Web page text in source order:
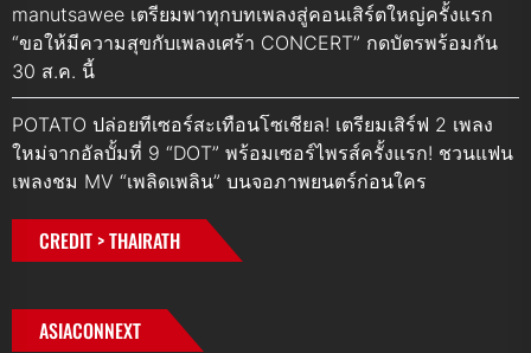
manutsawee เตรียมพาทุกบทเพลงสู่คอนเสิร์ตใหญ่ครั้งแรก
“ขอให้มีความสุขกับเพลงเศร้า CONCERT” กดบัตรพร้อมกัน
30 ส.ค. นี้
POTATO ปล่อยทีเซอร์สะเทือนโซเชียล! เตรียมเสิร์ฟ 2 เพลง
ใหม่จากอัลบั้มที่ 9 “DOT” พร้อมเซอร์ไพรส์ครั้งแรก! ชวนแฟน
เพลงชม MV “เพลิดเพลิน” บนจอภาพยนตร์ก่อนใคร
CREDIT > THAIRATH
ASIACONNEXT